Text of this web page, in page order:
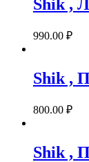
Shik ,
990.00 ₽
Shik ,
800.00 ₽
Shik ,